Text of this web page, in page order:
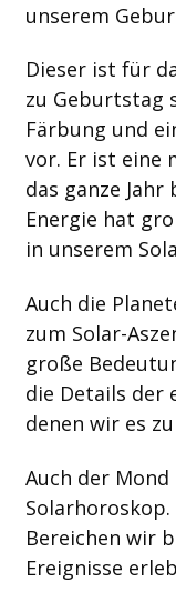
unserem
Dieser ist für
zu Geburtstag
Färbung und
vor. Er ist eine
das ganze
Energie hat
in unserem
Auch die
zum Solar-
große
die Details der
denen wir es
Auch der
Bereichen wir
Ereignisse